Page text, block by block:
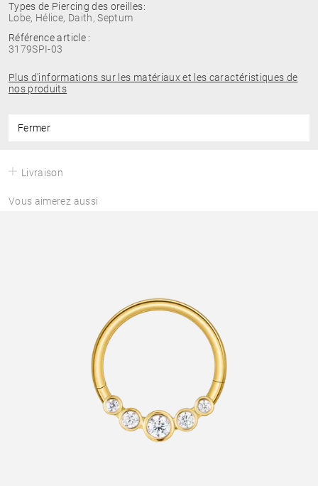
Types de Piercing des oreilles:
Lobe, Hélice, Daith, Septum
Référence article :
3179SPI-03
Plus d’informations sur les matériaux et les caractéristiques de
nos produits
Fermer
Livraison
Vous aimerez aussi